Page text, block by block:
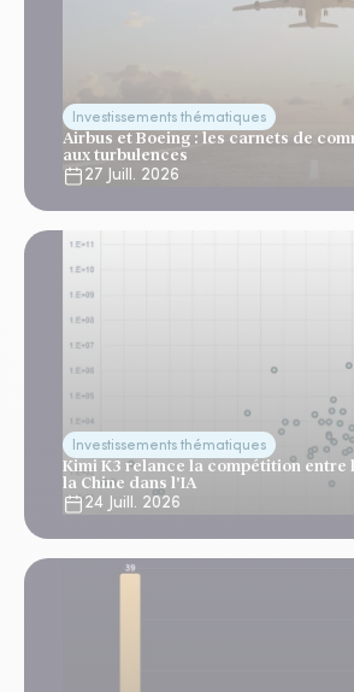
Investissements thématiques
Airbus et Boeing : les carnets de
aux turbulences
27 Juill. 2026
Investissements thématiques
Kimi K3 relance la compétition entre
la Chine dans l'IA
24 Juill. 2026